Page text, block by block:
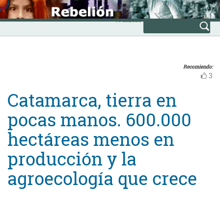
Skip
to
content
INICIO
Avanzada
Recomiendo:
3
Catamarca, tierra en
pocas manos. 600.000
hectáreas menos en
producción y la
agroecología que crece